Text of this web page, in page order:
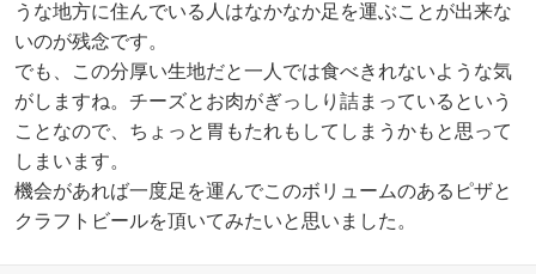
うな地方に住んでいる人はなかなか足を運ぶことが出来な
いのが残念です。
でも、この分厚い生地だと一人では食べきれないような気
がしますね。チーズとお肉がぎっしり詰まっているという
ことなので、ちょっと胃もたれもしてしまうかもと思って
しまいます。
機会があれば一度足を運んでこのボリュームのあるピザと
クラフトビールを頂いてみたいと思いました。